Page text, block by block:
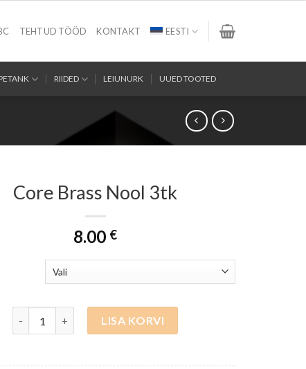
TEHTUD TÖÖD KONTAKT EESTI
RIIDED LEIUNURK UUED TOOTED
Core Brass Nool 3tk
8.00 €
LISA KORVI